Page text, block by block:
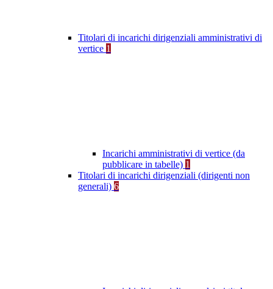
Titolari di incarichi dirigenziali amministrativi di
vertice 1
Incarichi amministrativi di vertice (da
pubblicare in tabelle) 1
Titolari di incarichi dirigenziali (dirigenti non
generali) 6